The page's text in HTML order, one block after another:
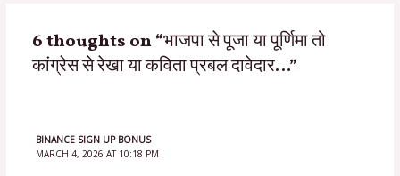
6 thoughts on “भाजपा से पूजा या पूर्णिमा तो
कांग्रेस से रेखा या कविता प्रबल दावेदार…”
BINANCE SIGN UP BONUS
MARCH 4, 2026 AT 10:18 PM